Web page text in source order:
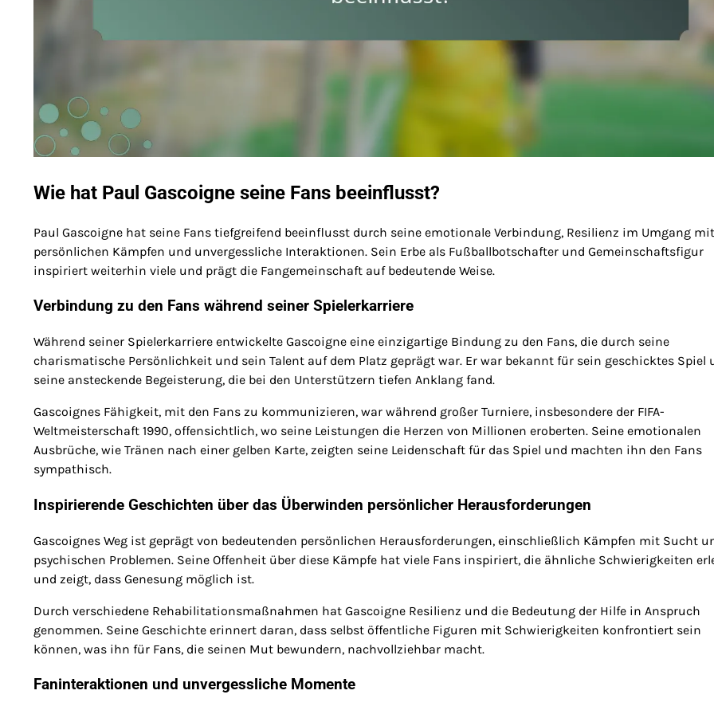
Wie hat Paul Gascoigne seine Fans beeinflusst?
Paul Gascoigne hat seine Fans tiefgreifend beeinflusst durch seine emotionale Verbindung, Resilienz im Umgang mit
persönlichen Kämpfen und unvergessliche Interaktionen. Sein Erbe als Fußballbotschafter und Gemeinschaftsfigur
inspiriert weiterhin viele und prägt die Fangemeinschaft auf bedeutende Weise.
Verbindung zu den Fans während seiner Spielerkarriere
Während seiner Spielerkarriere entwickelte Gascoigne eine einzigartige Bindung zu den Fans, die durch seine
charismatische Persönlichkeit und sein Talent auf dem Platz geprägt war. Er war bekannt für sein geschicktes Spiel
seine ansteckende Begeisterung, die bei den Unterstützern tiefen Anklang fand.
Gascoignes Fähigkeit, mit den Fans zu kommunizieren, war während großer Turniere, insbesondere der FIFA-
Weltmeisterschaft 1990, offensichtlich, wo seine Leistungen die Herzen von Millionen eroberten. Seine emotionalen
Ausbrüche, wie Tränen nach einer gelben Karte, zeigten seine Leidenschaft für das Spiel und machten ihn den Fans
sympathisch.
Inspirierende Geschichten über das Überwinden persönlicher Herausforderungen
Gascoignes Weg ist geprägt von bedeutenden persönlichen Herausforderungen, einschließlich Kämpfen mit Sucht
psychischen Problemen. Seine Offenheit über diese Kämpfe hat viele Fans inspiriert, die ähnliche Schwierigkeiten
und zeigt, dass Genesung möglich ist.
Durch verschiedene Rehabilitationsmaßnahmen hat Gascoigne Resilienz und die Bedeutung der Hilfe in Anspruch
genommen. Seine Geschichte erinnert daran, dass selbst öffentliche Figuren mit Schwierigkeiten konfrontiert sein
können, was ihn für Fans, die seinen Mut bewundern, nachvollziehbar macht.
Faninteraktionen und unvergessliche Momente